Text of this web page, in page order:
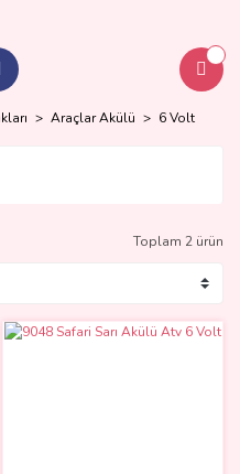
Araçlar Akülü 6 Volt
Toplam 2 ürün